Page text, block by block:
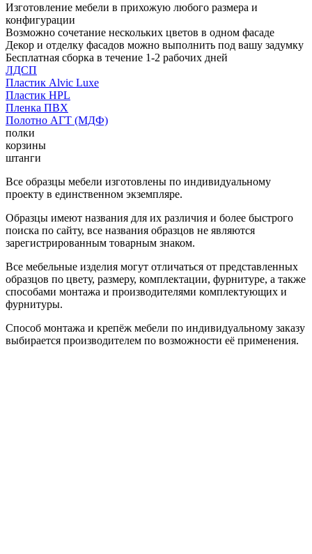
Изготовление мебели в прихожую любого размера и
конфигурации
Возможно сочетание нескольких цветов в одном фасаде
Декор и отделку фасадов можно выполнить под вашу задумку
Бесплатная сборка в течение 1-2 рабочих дней
ЛДСП
Пластик Alvic Luxe
Пластик HPL
Пленка ПВХ
Полотно АГТ (МДФ)
полки
корзины
штанги
Все образцы мебели изготовлены по индивидуальному
проекту в единственном экземпляре.
Образцы имеют названия для их различия и более быстрого
поиска по сайту, все названия образцов не являются
зарегистрированным товарным знаком.
Все мебельные изделия могут отличаться от представленных
образцов по цвету, размеру, комплектации, фурнитуре, а также
способами монтажа и производителями комплектующих и
фурнитуры.
Способ монтажа и крепёж мебели по индивидуальному заказу
выбирается производителем по возможности её применения.